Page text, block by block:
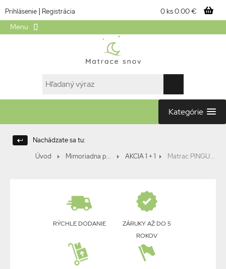
Prihlásenie | Registrácia 0 ks0.00 €
Menu
Kategórie
Nachádzate sa tu:
Úvod
Mimoriadna p... AKCIA 1 + 1 Matrac PINGU...
RÝCHLE DODANIE
ZÁRUKY AŽ DO 5
ROKOV